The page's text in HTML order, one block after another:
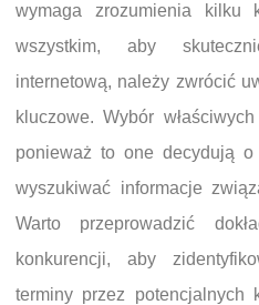
wymaga zrozumienia kilku
wszystkim, aby
internetową, należy zwrócić
kluczowe. Wybór
ponieważ to one decydują
wyszukiwać informacje
Warto przeprowadzić
konkurencji, aby
terminy przez potencjalnych